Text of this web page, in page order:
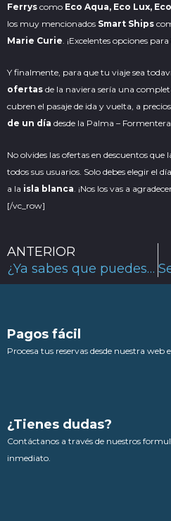
Ferrys como Eco Aqua, Eco Lux,
los muy mencionados Smart Ships
Marie Curie . ¡Excelentes opciones
Y finalmente, para que tu viaje sea
ofertas de la naviera sería una
cubren el pasaje de ida y vuelta, a
de un día desde la Palma –
No olvides las ofertas en descuentos que
todos sus usuarios. Solo debes elegir el
a la isla blanca . ¡Nos los vas a
[/vc_row]
Ant
ANTERIOR
¿Ya sabes que puedes hacer en la Playa Embossa?
Pagos fácil
Procesa tus reservas desde nuestra web
¿Tienes dudas?
Contáctanos a través de nuestros
inmediato.